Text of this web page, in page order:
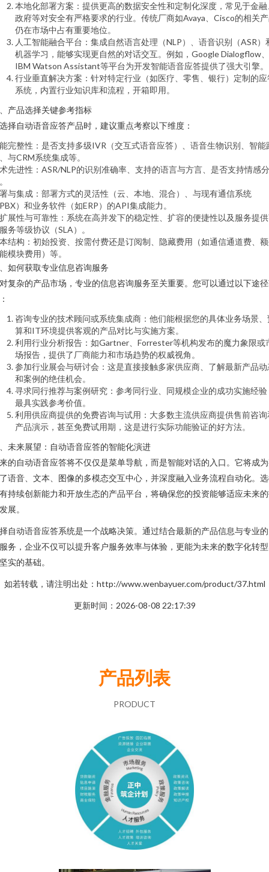
本地化部署方案：提供更高的数据安全性和定制化深度，常见于金融
政府等对安全有严格要求的行业。传统厂商如Avaya、Cisco的相关
仍在市场中占有重要地位。
人工智能融合平台：集成自然语言处理（NLP）、语音识别（ASR）
机器学习，能够实现更自然的对话交互。例如，Google Dialogflow、
IBM Watson Assistant等平台为开发智能语音应答提供了强大引擎。
行业垂直解决方案：针对特定行业（如医疗、零售、银行）定制的应
系统，内置行业知识库和流程，开箱即用。
产品选择关键参考指标
择自动语音应答产品时，建议重点考察以下维度：
完整性：是否支持多级IVR（交互式语音应答）、语音生物识别、智能
与CRM系统集成等。
先进性：ASR/NLP的识别准确率、支持的语言与方言、是否支持情感
与集成：部署方式的灵活性（云、本地、混合）、与现有通信系统
）和业务软件（如ERP）的API集成能力。
展性与可靠性：系统在高并发下的稳定性、扩容的便捷性以及服务提
务等级协议（SLA）。
结构：初始投资、按需付费还是订阅制、隐藏费用（如通信通道费、
模块费用）等。
如何获取专业信息咨询服务
复杂的产品市场，专业的信息咨询服务至关重要。您可以通过以下途
咨询专业的技术顾问或系统集成商：他们能根据您的具体业务场景、
算和IT环境提供客观的产品对比与实施方案。
利用行业分析报告：如Gartner、Forrester等机构发布的魔力象限或
场报告，提供了厂商能力和市场趋势的权威视角。
参加行业展会与研讨会：这是直接接触多家供应商、了解最新产品动
和案例的绝佳机会。
寻求同行推荐与案例研究：参考同行业、同规模企业的成功实施经验
最具实践参考价值。
利用供应商提供的免费咨询与试用：大多数主流供应商提供售前咨询
产品演示，甚至免费试用期，这是进行实际功能验证的好方法。
未来展望：自动语音应答的智能化演进
的自动语音应答将不仅仅是菜单导航，而是智能对话的入口。它将成
语音、文本、图像的多模态交互中心，并深度融入业务流程自动化。
持续创新能力和开放生态的产品平台，将确保您的投资能够适应未来
展。
自动语音应答系统是一个战略决策。通过结合最新的产品信息与专业
务，企业不仅可以提升客户服务效率与体验，更能为未来的数字化转
实的基础。
如若转载，请注明出处：http://www.wenbayuer.com/product/37.html
更新时间：2026-08-08 22:17:39
产品列表
PRODUCT